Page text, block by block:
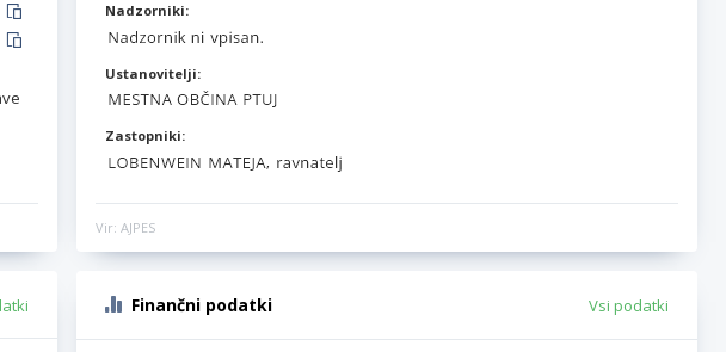
Nadzorniki:
Ustanovitelji:
Zastopniki:
Vir: AJPES
Finančni podatki Vsi podatki